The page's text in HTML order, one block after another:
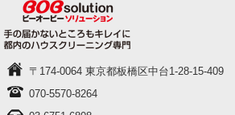
〒174-0064 東京都板橋区中台1-28-15-409
070-5570-8264